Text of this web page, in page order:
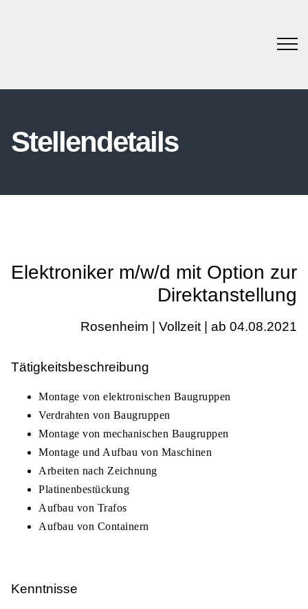
Stellendetails
Elektroniker m/w/d mit Option zur
Direktanstellung
Rosenheim | Vollzeit | ab 04.08.2021
Tätigkeitsbeschreibung
Montage von elektronischen Baugruppen
Verdrahten von Baugruppen
Montage von mechanischen Baugruppen
Montage und Aufbau von Maschinen
Arbeiten nach Zeichnung
Platinenbestückung
Aufbau von Trafos
Aufbau von Containern
Kenntnisse